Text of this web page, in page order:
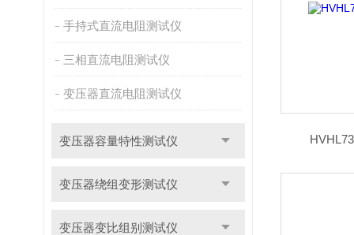
手持式直流电阻测试仪
三相直流电阻测试仪
变压器直流电阻测试仪
变压器容量特性测试仪
变压器绕组变形测试仪
变压器变比组别测试仪